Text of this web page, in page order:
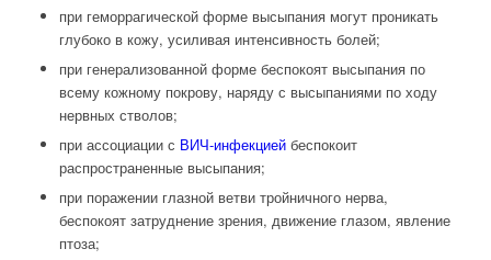
при геморрагической форме высыпания могут проникать
глубоко в кожу, усиливая интенсивность болей;
при генерализованной форме беспокоят высыпания по
всему кожному покрову, наряду с высыпаниями по ходу
нервных стволов;
при ассоциации с ВИЧ-инфекциейбеспокоит
распространенные высыпания;
при поражении глазной ветви тройничного нерва,
беспокоят затруднение зрения, движение глазом, явление
птоза;